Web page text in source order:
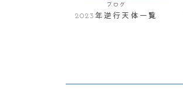
ブログ
2023年逆行天体一覧